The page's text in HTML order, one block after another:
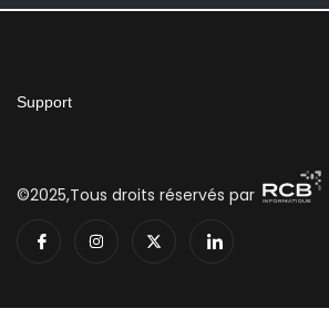
Support
©2025,Tous droits réservés par